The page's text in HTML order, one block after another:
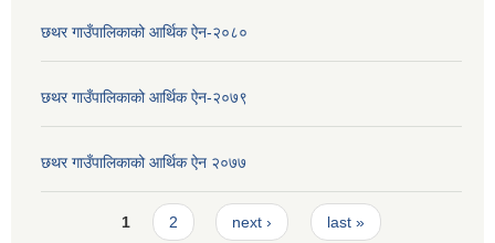
छथर गाउँपालिकाको आर्थिक ऐन-२०८०
छथर गाउँपालिकाको आर्थिक ऐन-२०७९
छथर गाउँपालिकाको आर्थिक ऐन २०७७
Pages1 2 next › last »